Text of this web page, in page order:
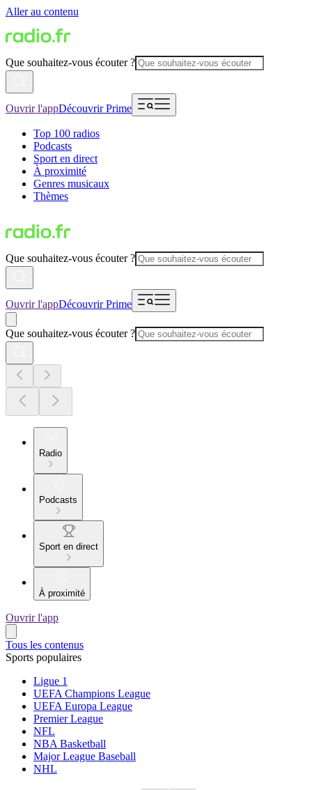
Aller au contenu
Que souhaitez-vous écouter ?
Ouvrir l'appDécouvrir Prime
Top 100 radios
Podcasts
Sport en direct
À proximité
Genres musicaux
Thèmes
Que souhaitez-vous écouter ?
Ouvrir l'appDécouvrir Prime
Que souhaitez-vous écouter ?
Radio
Podcasts
Sport en direct
À proximité
Ouvrir l'app
Tous les contenus
Sports populaires
Ligue 1
UEFA Champions League
UEFA Europa League
Premier League
NFL
NBA Basketball
Major League Baseball
NHL